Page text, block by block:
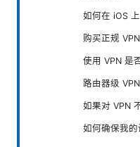
如何在 iOS
购买正规
使用 VPN 是
路由器级
如果对 VPN
如何确保我的